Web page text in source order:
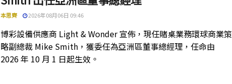
本思齊 2026年08月06日 09:46
博彩設備供應商 Light & Wonder 宣佈，現任賭桌業務環球商業策
略副總裁 Mike Smith，獲委任為亞洲區董事總經理，任命由
2026 年 10 月 1 日起生效。